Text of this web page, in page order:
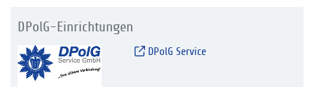
DPolG-Einrichtungen
DPolG Service